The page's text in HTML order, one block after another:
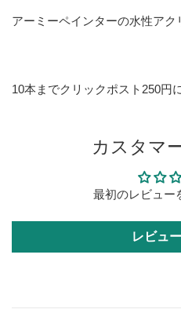
アーミーペインターの水性アク
10本までクリックポスト250円
カスタマ
最初のレビュー
レビュ